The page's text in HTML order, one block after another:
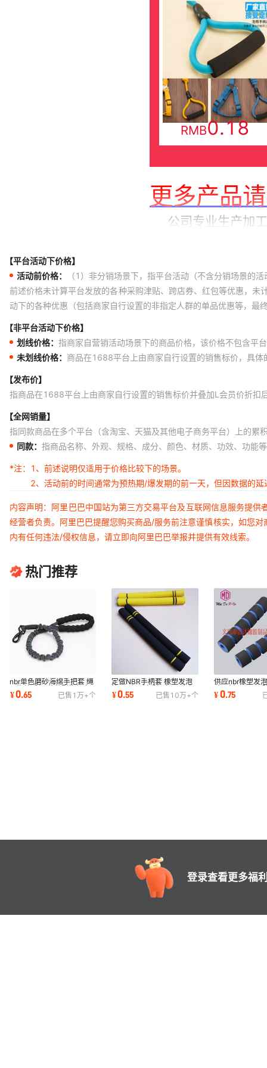
【平台活动下价格】
活动前价格：
（1）非分销场景下，指平台活动（不含分销场景的
前述价格未计算平台发放的各种采购津贴、跨店券、红包等优惠，
动下的各种优惠（包括商家自行设置的非指定人群的单品优惠等，
【非平台活动下价格】
划线价格： 指商家自营销活动场景下的商品价格，该价格不包含平
未划线价格： 商品在1688平台上由商家自行设置的销售标价，具
【发布价】
指商品在1688平台上由商家自行设置的销售标价并叠加L会员价折扣
【全网销量】
指同款商品在多个平台（含淘宝、天猫及其他电子商务平台）上的累
同款： 指商品名称、外观、规格、成分、颜色、材质、功效、功能
*注：
1、前述说明仅适用于价格比较下的场景。
2、活动前的时间通常为预热期/爆发期的前一天，但因数据的
内容声明：阿里巴巴中国站为第三方交易平台及互联网信息服务提
经营者负责。阿里巴巴提醒您购买商品/服务前注意谨慎核实，如您
内有任何违法/侵权信息，请立即向阿里巴巴举报并提供有效线索。
热门推荐
nbr单色磨砂海绵手把套 绳
子泡棉手柄 葫芦型狗绳套
泡棉颜色定制
¥0.65 已售 1万+个
定做NBR手柄套 橡塑发泡
管 运动器材手把套 尺寸定
制
¥0.55 已售 10万+个
供应nbr橡塑发
动器材工具eva
手柄套批发
¥0.75
登录查看更多福